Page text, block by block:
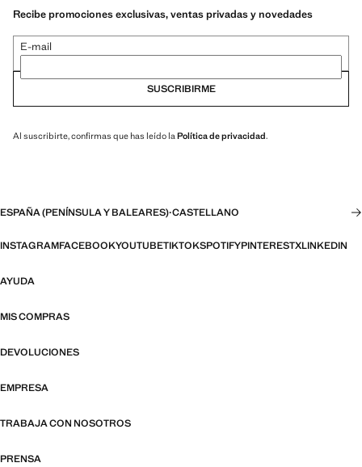
Recibe promociones exclusivas, ventas privadas y novedades
E-mail
SUSCRIBIRME
Al suscribirte, confirmas que has leído laPolítica de privacidad.
ESPAÑA (PENÍNSULA Y BALEARES)·CASTELLANO
INSTAGRAMFACEBOOKYOUTUBETIKTOKSPOTIFYPINTERESTXLINKEDIN
AYUDA
MIS COMPRAS
DEVOLUCIONES
EMPRESA
TRABAJA CON NOSOTROS
PRENSA